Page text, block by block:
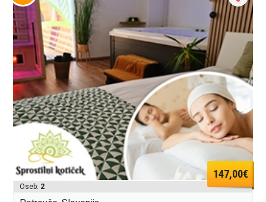
147,00€
Oseb: 2